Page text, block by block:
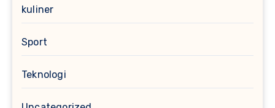
kuliner
Sport
Teknologi